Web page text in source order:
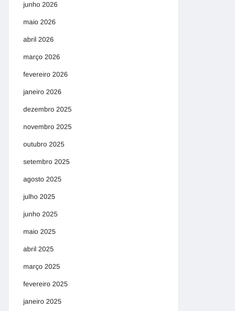
junho 2026
maio 2026
abril 2026
março 2026
fevereiro 2026
janeiro 2026
dezembro 2025
novembro 2025
outubro 2025
setembro 2025
agosto 2025
julho 2025
junho 2025
maio 2025
abril 2025
março 2025
fevereiro 2025
janeiro 2025